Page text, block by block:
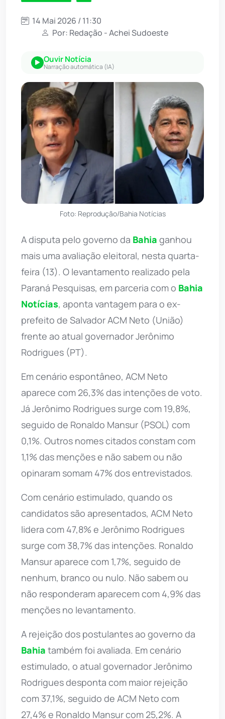
14 Mai 2026 / 11:30
Por: Redação - Achei Sudoeste
Ouvir Notícia
Narração automática (IA)
Foto: Reprodução/Bahia Notícias
A disputa pelo governo da Bahia ganhou
mais uma avaliação eleitoral, nesta quarta-
feira (13). O levantamento realizado pela
Paraná Pesquisas, em parceria com o Bahia
Notícias, aponta vantagem para o ex-
prefeito de Salvador ACM Neto (União)
frente ao atual governador Jerônimo
Rodrigues (PT).
Em cenário espontâneo, ACM Neto
aparece com 26,3% das intenções de voto.
Já Jerônimo Rodrigues surge com 19,8%,
seguido de Ronaldo Mansur (PSOL) com
0,1%. Outros nomes citados constam com
1,1% das menções e não sabem ou não
opinaram somam 47% dos entrevistados.
Com cenário estimulado, quando os
candidatos são apresentados, ACM Neto
lidera com 47,8% e Jerônimo Rodrigues
surge com 38,7% das intenções. Ronaldo
Mansur aparece com 1,7%, seguido de
nenhum, branco ou nulo. Não sabem ou
não responderam aparecem com 4,9% das
menções no levantamento.
A rejeição dos postulantes ao governo da
Bahia também foi avaliada. Em cenário
estimulado, o atual governador Jerônimo
Rodrigues desponta com maior rejeição
com 37,1%, seguido de ACM Neto com
27,4% e Ronaldo Mansur com 25,2%. A